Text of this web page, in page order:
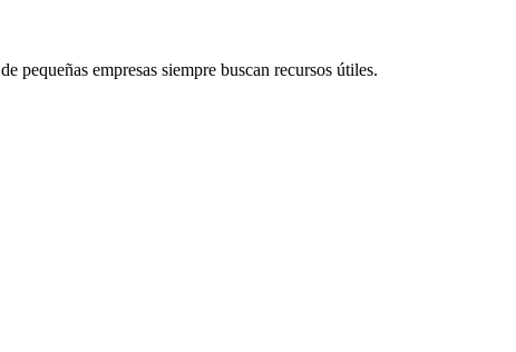
pequeñas empresas siempre buscan recursos útiles.